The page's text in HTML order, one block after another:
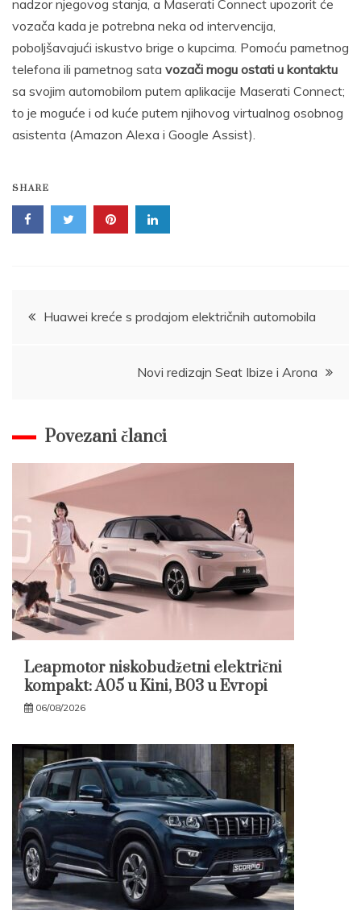
nadzor njegovog stanja, a Maserati Connect upozorit će
vozača kada je potrebna neka od intervencija,
poboljšavajući iskustvo brige o kupcima. Pomoću pametnog
telefona ili pametnog sata vozači mogu ostati u kontaktu
sa svojim automobilom putem aplikacije Maserati Connect;
to je moguće i od kuće putem njihovog virtualnog osobnog
asistenta (Amazon Alexa i Google Assist).
SHARE
Post
Huawei kreće s prodajom električnih automobila
Novi redizajn Seat Ibize i Arona
Povezani članci
Leapmotor niskobudžetni električni
kompakt: A05 u Kini, B03 u Evropi
06/08/2026